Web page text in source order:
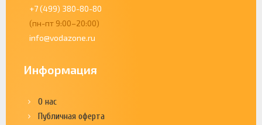
+7 (499) 380-80-80
(пн-пт 9:00–20:00)
info@vodazone.ru
Информация
О нас
Публичная оферта